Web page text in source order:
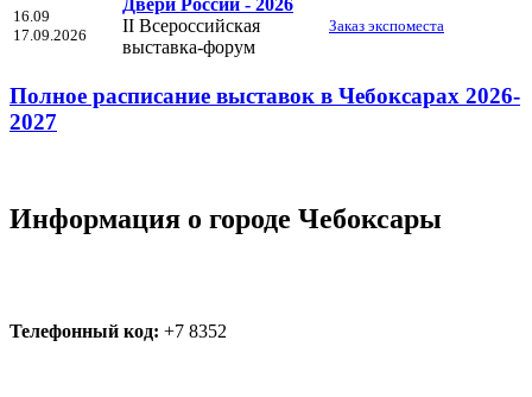
16.09
17.09.2026
II Всероссийская
выставка-форум
Заказ экспоместа
Полное расписание выставок в Чебоксарах 2026-
2027
Информация о городе Чебоксары
Телефонный код: +7 8352